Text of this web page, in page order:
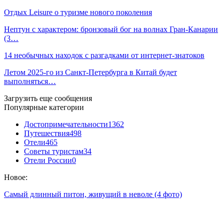
Отдых Leisure о туризме нового поколения
Нептун с характером: бронзовый бог на волнах Гран-Канарии
(3…
14 необычных находок с разгадками от интернет-знатоков
Летом 2025-го из Санкт-Петербурга в Китай будет
выполняться…
Загрузить еще сообщения
Популярные категории
Достопримечательности1362
Путешествия498
Отели465
Советы туристам34
Отели России0
Новое:
Самый длинный питон, живущий в неволе (4 фото)